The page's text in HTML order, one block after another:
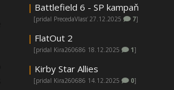
| Battlefield 6 - SP kampaň
[pridal PrecedaVlasť 27.12.2025 7]
| FlatOut 2
[pridal Kira260686 18.12.2025 1]
| Kirby Star Allies
[pridal Kira260686 14.12.2025 0]